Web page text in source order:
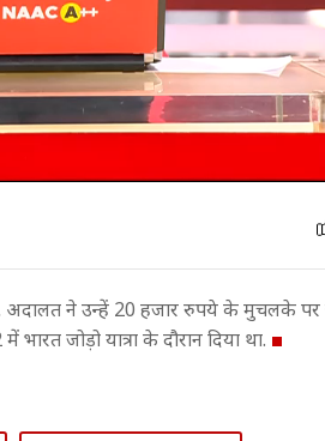
ने उन्हें 20 हजार रुपये के मुचलके पर
जोड़ो यात्रा के दौरान दिया था.